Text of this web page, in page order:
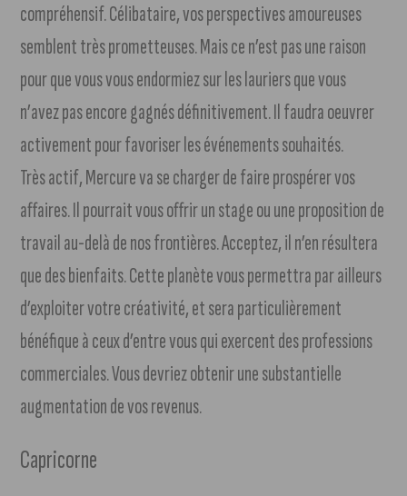
compréhensif. Célibataire, vos perspectives amoureuses
semblent très prometteuses. Mais ce n’est pas une raison
pour que vous vous endormiez sur les lauriers que vous
n’avez pas encore gagnés définitivement. Il faudra oeuvrer
activement pour favoriser les événements souhaités.
Très actif, Mercure va se charger de faire prospérer vos
affaires. Il pourrait vous offrir un stage ou une proposition de
travail au-delà de nos frontières. Acceptez, il n’en résultera
que des bienfaits. Cette planète vous permettra par ailleurs
d’exploiter votre créativité, et sera particulièrement
bénéfique à ceux d’entre vous qui exercent des professions
commerciales. Vous devriez obtenir une substantielle
augmentation de vos revenus.
Capricorne